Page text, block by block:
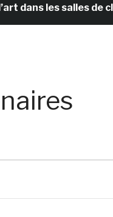
les salles de classe